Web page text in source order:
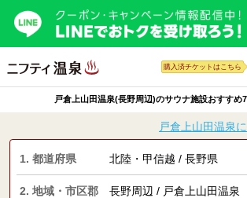
購入済チケットはこちら
戸倉上山田温泉(長野周辺)のサウナ施設おすすめ
戸倉上山田温泉
1. 都道府県 北陸・甲信越 / 長野県
2. 地域・市区郡 長野周辺 / 戸倉上山田温泉